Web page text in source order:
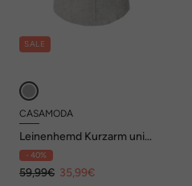
SALE
CASAMODA
Leinenhemd Kurzarm uni
Casual Fit
- 40%
59,99€ 35,99€